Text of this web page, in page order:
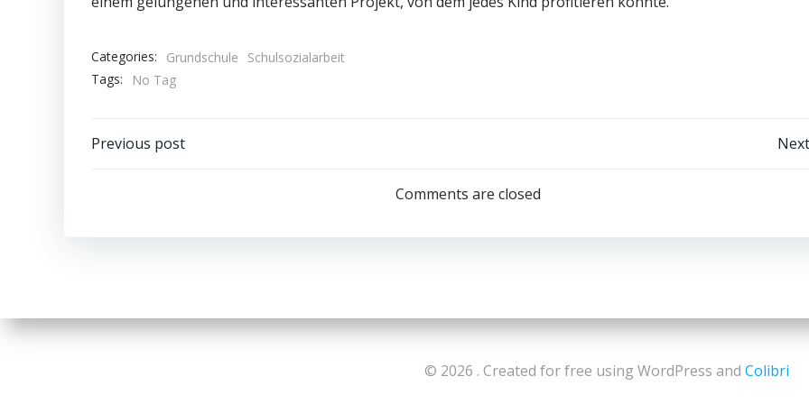
Categories: Grundschule
Schulsozialarbeit
Tags:
No Tag
Post
Previous post
navigation
Comments are closed
© 2026 . Created for free using WordPress and Colibri